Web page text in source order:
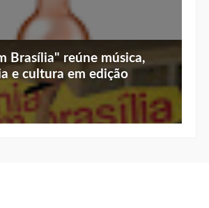
Brasília" reúne música,
e cultura em edição